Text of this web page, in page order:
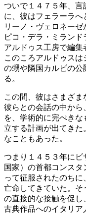
ついで１４７５年、
に、彼はフェラーラ
リーノ・ヴェロネーゼ
ピコ・デラ・ミラン
アルドゥス工房で編集
このころアルドゥス
の甥や隣国カルビの
る。
この間、彼はさまざま
彼らとの会話の中か
を、学術的に完ぺき
立する計画が出てきた
なこともあった。
つまり１４５３年に
国家）の首都コンス
って征服されたのち
亡命してきていた。そ
の直接的な接触を促
古典作品へのイタリア